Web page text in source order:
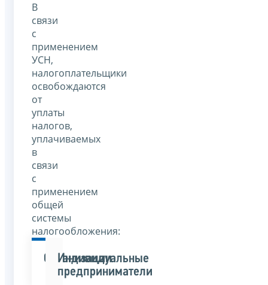
В
связи
с
применением
УСН,
налогоплательщики
освобождаются
от
уплаты
налогов,
уплачиваемых
в
связи
с
применением
общей
системы
налогообложения:
Организации
Индивидуальные
предприниматели